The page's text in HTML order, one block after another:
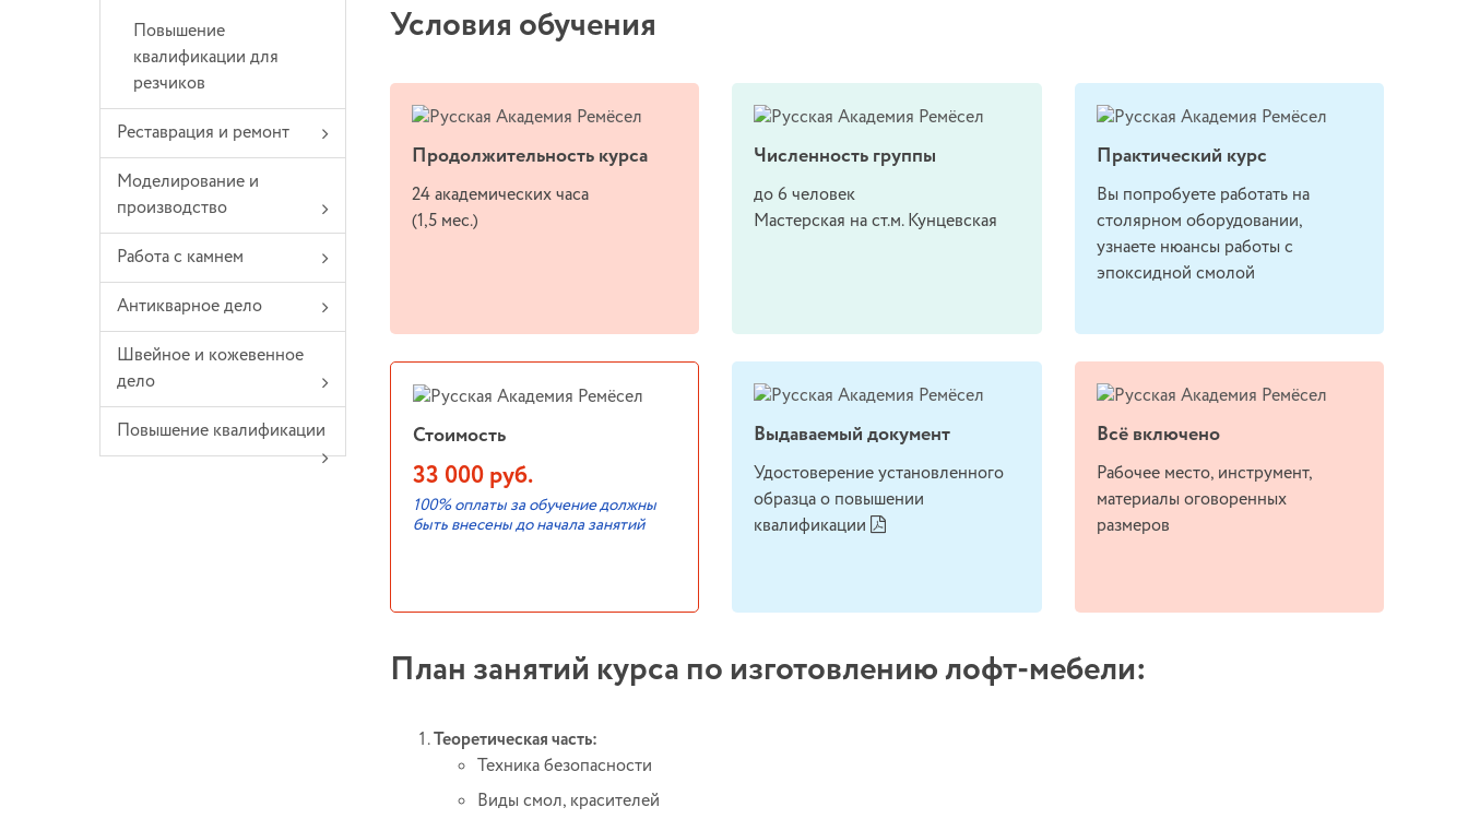
Повышение
квалификации для
резчиков
Реставрация и ремонт
Моделирование и
производство
Работа с камнем
Антикварное дело
Швейное и кожевенное
дело
Повышение квалификации
Условия обучения
Продолжительность курса
24 академических часа
(1,5 мес.)
Численность группы
до 6 человек
Мастерская на ст.м. Кунцевская
Практический курс
Вы попробуете работать на
столярном оборудовании,
узнаете нюансы работы с
эпоксидной смолой
Стоимость
33 000 руб.
100% оплаты за обучение должны
быть внесены до начала занятий
Выдаваемый документ
Удостоверение установленного
образца о повышении
квалификации
Всё включено
Рабочее место, инструмент,
материалы оговоренных
размеров
План занятий курса по изготовлению лофт-мебели:
Теоретическая часть:
Техника безопасности
Виды смол, красителей